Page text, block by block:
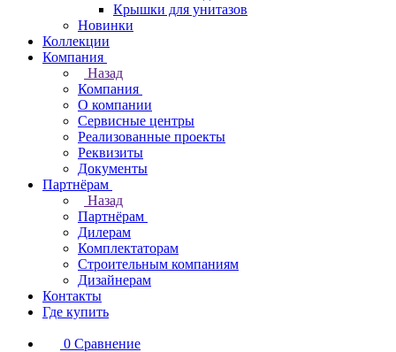
Крышки для унитазов
Новинки
Коллекции
Компания
Назад
Компания
О компании
Сервисные центры
Реализованные проекты
Реквизиты
Документы
Партнёрам
Назад
Партнёрам
Дилерам
Комплектаторам
Строительным компаниям
Дизайнерам
Контакты
Где купить
0 Сравнение